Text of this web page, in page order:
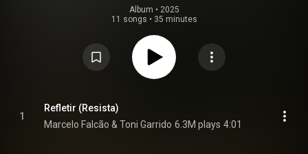
Album • 2025
11 songs • 35 minutes
1
Refletir (Resista)
Marcelo Falcão & Toni Garrido 6.3M plays 4:01